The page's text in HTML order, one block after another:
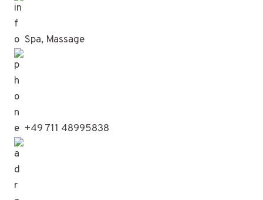
Spa, Massage
+49 711 48995838